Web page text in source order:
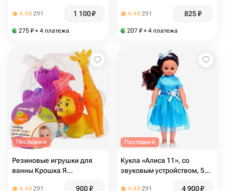
4.48291 1 100₽
275 ₽ × 4 платежа
зелёный
4.48291 825₽
207 ₽ × 4 платежа
Последний
Резиновые игрушки для
ванны Крошка Я
4.48291 900₽
Последний
Кукла «Алиса 11», со
звуковым устройством, 55
4.48291 4 900₽